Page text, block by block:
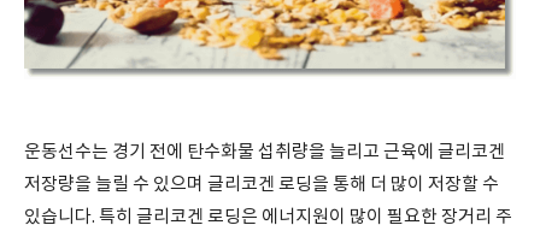
운동선수는 경기 전에 탄수화물 섭취량을 늘리고 근육에 글리코겐
저장량을 늘릴 수 있으며 글리코겐 로딩을 통해 더 많이 저장할 수
있습니다. 특히 글리코겐 로딩은 에너지원이 많이 필요한 장거리 주